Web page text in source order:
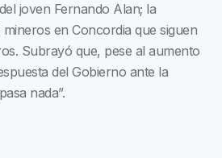
joven Fernando Alan; la
en Concordia que siguen
Subrayó que, pese al aumento
del Gobierno ante la
nada”.